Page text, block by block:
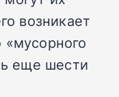
возникает
еще шести